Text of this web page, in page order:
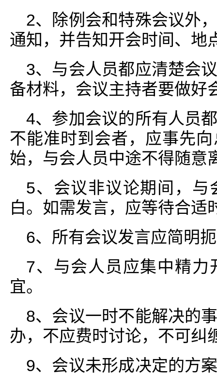
2、除例会和特殊会议外
通知，并告知开会时间、地
3、与会人员都应清楚会
备材料，会议主持者要做好
4、参加会议的所有人员
不能准时到会者，应事先
始，与会人员中途不得随意
5、会议非议论期间，与
白。如需发言，应等待合适
6、所有会议发言应简明
7、与会人员应集中精力
宜。
8、会议一时不能解决的
办，不应费时讨论，不可纠
9、会议未形成决定的方